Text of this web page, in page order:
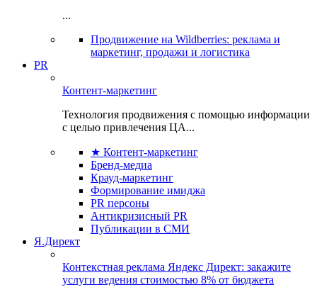
...
Продвижение на Wildberries: реклама и
маркетинг, продажи и логистика
PR
Контент-маркетинг
Технология продвижения с помощью информации
с целью привлечения ЦА...
★ Контент-маркетинг
Бренд-медиа
Крауд-маркетинг
Формирование имиджа
PR персоны
Антикризисный PR
Публикации в СМИ
Я.Директ
Контекстная реклама Яндекс Директ: закажите
услуги ведения стоимостью 8% от бюджета